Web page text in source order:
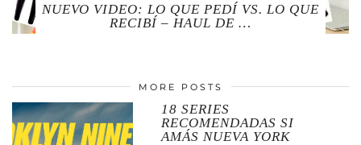
NUEVO VIDEO: LO QUE PEDÍ VS. LO QUE
RECIBÍ – HAUL DE …
MORE POSTS
18 SERIES
RECOMENDADAS SI
AMÁS NUEVA YORK